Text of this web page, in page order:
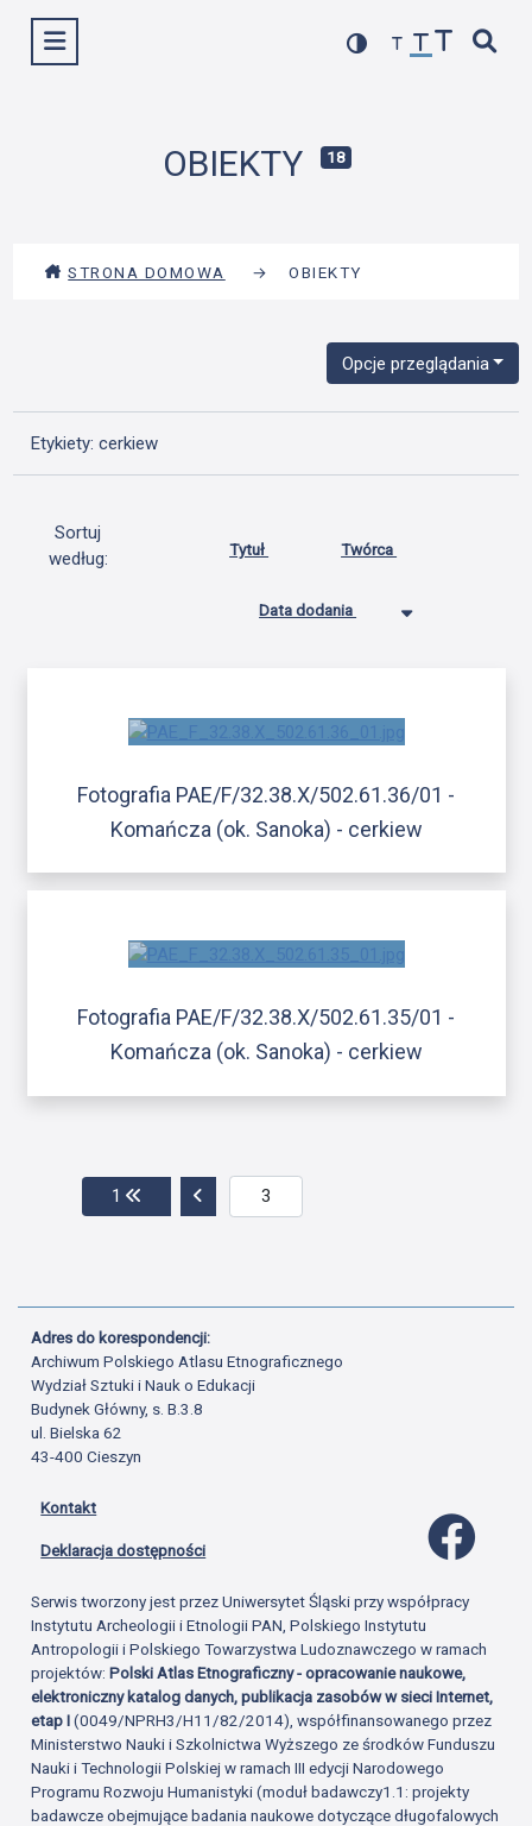
Wyświetl menu
OBIEKTY 18
STRONA DOMOWA → OBIEKTY
Opcje przeglądania
Etykiety: cerkiew
Sortuj
według:
Tytuł Twórca
Data dodania
Fotografia PAE/F/32.38.X/502.61.36/01 -
Komańcza (ok. Sanoka) - cerkiew
Fotografia PAE/F/32.38.X/502.61.35/01 -
Komańcza (ok. Sanoka) - cerkiew
1 Przejdź do pierwszej strony
Przejdź do poprzedniej strony
Adres do korespondencji:
Archiwum Polskiego Atlasu Etnograficznego
Wydział Sztuki i Nauk o Edukacji
Budynek Główny, s. B.3.8
ul. Bielska 62
43-400 Cieszyn
Kontakt
Deklaracja dostępności
Serwis tworzony jest przez Uniwersytet Śląski przy współpracy
Instytutu Archeologii i Etnologii PAN, Polskiego Instytutu
Antropologii i Polskiego Towarzystwa Ludoznawczego w ramach
projektów:Polski Atlas Etnograficzny - opracowanie naukowe,
elektroniczny katalog danych, publikacja zasobów w sieci Internet,
etap I(0049/NPRH3/H11/82/2014), współfinansowanego przez
Ministerstwo Nauki i Szkolnictwa Wyższego ze środków Funduszu
Nauki i Technologii Polskiej w ramach III edycji Narodowego
Programu Rozwoju Humanistyki (moduł badawczy1.1: projekty
badawcze obejmujące badania naukowe dotyczące długofalowych